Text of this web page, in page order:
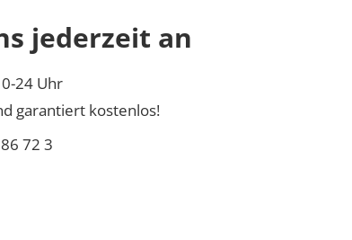
jederzeit an
24 Uhr
garantiert kostenlos!
72 3